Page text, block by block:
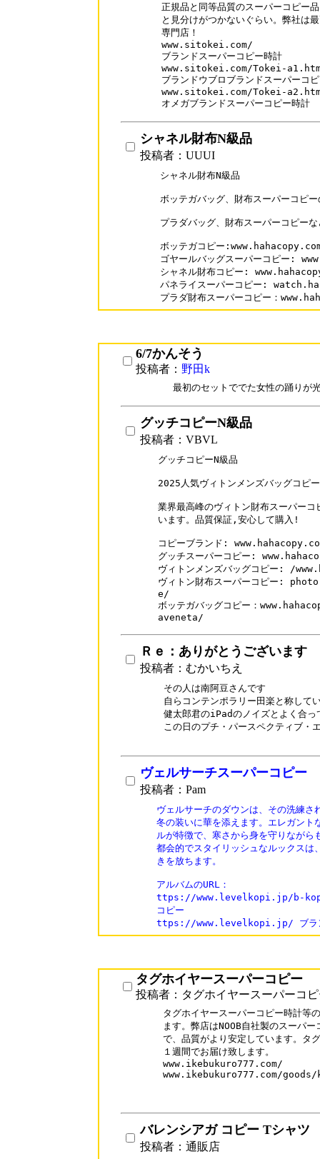
正規品と同等品質のスーパーコピー
と見分けがつかないぐらい。弊社は
専門店！
www.sitokei.com/
ブランドスーパーコピー時計
www.sitokei.com/Tokei-
ブランドウブロブランドスーパーコ
www.sitokei.com/Tokei-
オメガブランドスーパーコピー時計
シャネル財布N級品
投稿者：UUUI
シャネル財布N級品
ボッテガバッグ、財布スーパーコピ
プラダバッグ、財布スーパーコピー
ボッテガコピー
ゴヤールバッグスーパーコピー:
シャネル財布コピー:
パネライスーパーコピー:
プラダ財布スーパーコピー：
6/7かんそう
投稿者： 野田k
最初のセットででた女性の踊りが
グッチコピーN級品
投稿者：VBVL
グッチコピーN級品
2025人気ヴィトンメンズバッグコピ
業界最高峰のヴィトン財布スーパー
います。品質保証,安心して購入!
コピーブランド:
グッチスーパーコピー:
ヴィトンメンズバッグコピー: /
ヴィトン財布スーパーコピー:
e/
ボッテガバッグコピー：
aveneta/
Ｒｅ：ありがとうございます
投稿者：むかいちえ
その人は南阿豆さんです
自らコンテンポラリー田楽と称して
健太郎君のiPadのノイズとよく合
この日のプチ・パースペクティブ・
ヴェルサーチスーパーコピー
投稿者：Pam
ヴェルサーチのダウンは、その洗練さ
冬の装いに華を添えます。エレガント
ルが特徴で、寒さから身を守りながら
都会的でスタイリッシュなルックスは
きを放ちます。
アルバムのURL：
ttps://www.levelkopi.jp/b-
コピー
ttps://www.levelkopi.jp/ ブラン
タグホイヤースーパーコピー
投稿者：タグホイヤースーパーコ
タグホイヤースーパーコピー時計等
ます。弊店はNOOB自社製のスーパ
で、品質がより安定しています。タ
１週間でお届け致します。
www.ikebukuro777.com/
www.ikebukuro777.com/
バレンシアガ コピー Tシャツ
投稿者：通販店